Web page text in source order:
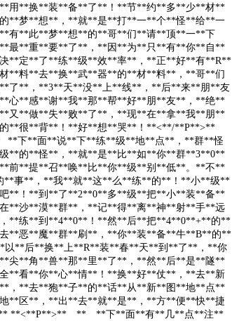
用**换**装**备**了**！**节**约**多**少**材**
**梦**想**，**就**是**打**一**个**怪**给**一
有**此**梦**想**的**哥**们**请**顶**一**下
最**重**要**了**，**因**为**只**有**你**自**
**定**了**练**级**效**率**，**正**好**有**R**
**料**去**换**武**器**的**材**料**，**哥**们
了**，**3**天**没**上**线**，**后**来**朋**友
心**感**谢**我**那**帮**好**朋**友**，**绝**
又**做**失**败**了**，**现**在**拿**我**朋**
**很**背**！**好**想**哭**！**<**/**P**>**
**面**说**下**练**级**地**点**，**群**怪
**的**怪**，**就**是**比**如**你**群**3**0**
前**提**召**唤**比**你**级**别**低**。**不**
事**，**我**就**这**么**练**的**！**小**级**
**！**到**了**2**0**多**级**把**小**装**备**
**沙**漠**群**，**记**得**离**神**射**手**远
**练**到**4**0**！**然**后**把**4**0**+**的**
**恶**魔**群**刷**，**你**装**备**牛**B**的**
**后**换**上**R**装**春**天**到**了**，**你
尖**角**兽**那**里**了**，**然**后**是**隧**
**看**你**心**情**！**换**好**仗**，**去**新
，**去**狍**子**的**话**从**新**图**地**点**
**区**，**出**去**就**是**，**方**便**快**捷
**<**P**>** ** **下**面**有**几**点**注**